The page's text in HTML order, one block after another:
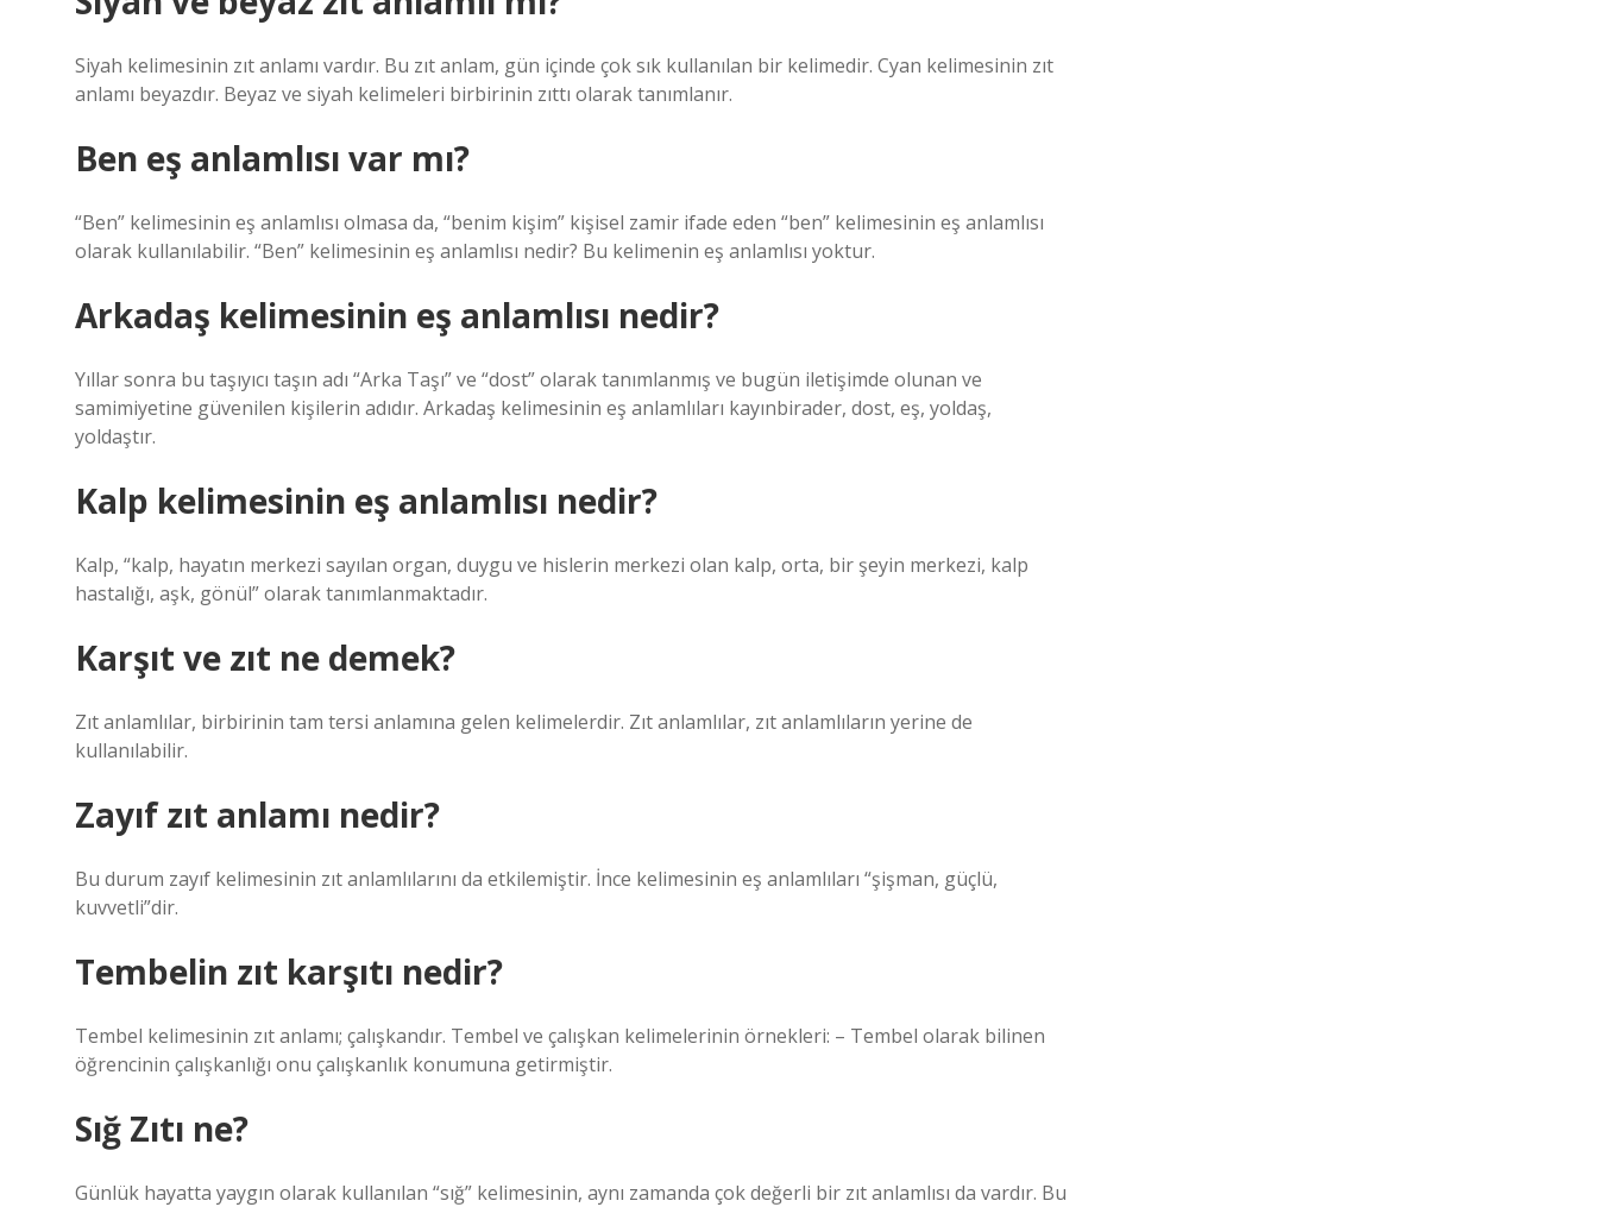
Siyah kelimesinin zıt anlamı vardır. Bu zıt anlam, gün içinde çok sık kullanılan bir kelimedir. Cyan kelimesinin zıt
anlamı beyazdır. Beyaz ve siyah kelimeleri birbirinin zıttı olarak tanımlanır.
Ben eş anlamlısı var mı?
“Ben” kelimesinin eş anlamlısı olmasa da, “benim kişim” kişisel zamir ifade eden “ben” kelimesinin eş anlamlısı
olarak kullanılabilir. “Ben” kelimesinin eş anlamlısı nedir? Bu kelimenin eş anlamlısı yoktur.
Arkadaş kelimesinin eş anlamlısı nedir?
Yıllar sonra bu taşıyıcı taşın adı “Arka Taşı” ve “dost” olarak tanımlanmış ve bugün iletişimde olunan ve
samimiyetine güvenilen kişilerin adıdır. Arkadaş kelimesinin eş anlamlıları kayınbirader, dost, eş, yoldaş,
yoldaştır.
Kalp kelimesinin eş anlamlısı nedir?
Kalp, “kalp, hayatın merkezi sayılan organ, duygu ve hislerin merkezi olan kalp, orta, bir şeyin merkezi, kalp
hastalığı, aşk, gönül” olarak tanımlanmaktadır.
Karşıt ve zıt ne demek?
Zıt anlamlılar, birbirinin tam tersi anlamına gelen kelimelerdir. Zıt anlamlılar, zıt anlamlıların yerine de
kullanılabilir.
Zayıf zıt anlamı nedir?
Bu durum zayıf kelimesinin zıt anlamlılarını da etkilemiştir. İnce kelimesinin eş anlamlıları “şişman, güçlü,
kuvvetli”dir.
Tembelin zıt karşıtı nedir?
Tembel kelimesinin zıt anlamı; çalışkandır. Tembel ve çalışkan kelimelerinin örnekleri: – Tembel olarak bilinen
öğrencinin çalışkanlığı onu çalışkanlık konumuna getirmiştir.
Sığ Zıtı ne?
Günlük hayatta yaygın olarak kullanılan “sığ” kelimesinin, aynı zamanda çok değerli bir zıt anlamlısı da vardır. Bu